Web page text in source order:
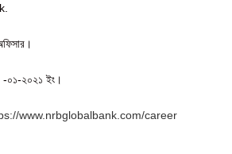
-০১-২০২১ ইং।
www.nrbglobalbank.com/career